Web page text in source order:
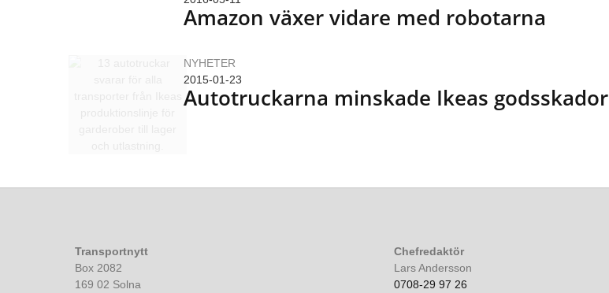
Amazon växer vidare med robotarna
NYHETER
2015-01-23
Autotruckarna minskade Ikeas godsskador
Transportnytt
Box 2082
169 02 Solna
Chefredaktör
Lars Andersson
0708-29 97 26